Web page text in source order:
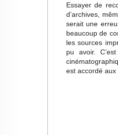
Essayer de
d’archives,
serait une
beaucoup de
les sources
pu avoir.
est accordé